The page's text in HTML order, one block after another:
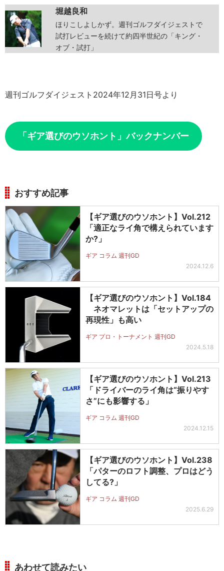
堀越良和
ほりこしよしかず。週刊ゴルフダイジェストで
試打レビューを続けて約四半世紀の「キング・
オブ・試打」
週刊ゴルフダイジェスト2024年12月31日号より
「ギア選びのウソホント」バックナンバー
おすすめ記事
【ギア選びのウソホント】Vol.212
「適正なライ角で構えられています
か?」
ギア コラム 週刊GD
2024.12.6
【ギア選びのウソホント】Vol.184
ネオマレットは「セットアップの
再現性」も高い
ギア プロ・トーナメント 週刊GD
2024.5.18
【ギア選びのウソホント】Vol.213
「ドライバーのライ角は“振りやす
さ”にも影響する」
ギア コラム 週刊GD
2024.12.15
【ギア選びのウソホント】Vol.238
「パターのロフト調整、プロはどう
してる?」
ギア コラム 週刊GD
2025.6.29
あわせて読みたい